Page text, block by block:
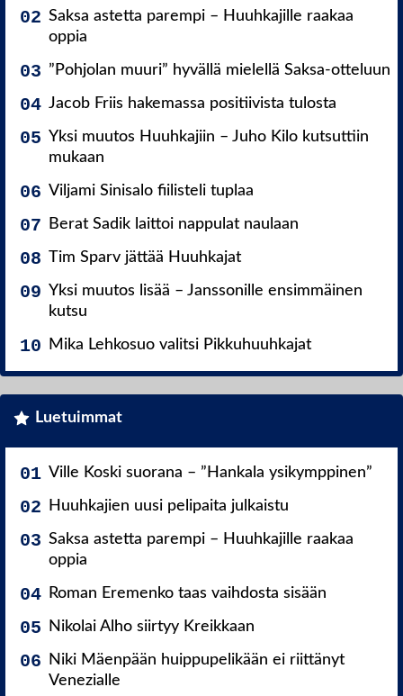
Saksa astetta parempi – Huuhkajille raakaa
oppia
”Pohjolan muuri” hyvällä mielellä Saksa-otteluun
Jacob Friis hakemassa positiivista tulosta
Yksi muutos Huuhkajiin – Juho Kilo kutsuttiin
mukaan
Viljami Sinisalo fiilisteli tuplaa
Berat Sadik laittoi nappulat naulaan
Tim Sparv jättää Huuhkajat
Yksi muutos lisää – Janssonille ensimmäinen
kutsu
Mika Lehkosuo valitsi Pikkuhuuhkajat
Luetuimmat
Ville Koski suorana – ”Hankala ysikymppinen”
Huuhkajien uusi pelipaita julkaistu
Saksa astetta parempi – Huuhkajille raakaa
oppia
Roman Eremenko taas vaihdosta sisään
Nikolai Alho siirtyy Kreikkaan
Niki Mäenpään huippupelikään ei riittänyt
Venezialle